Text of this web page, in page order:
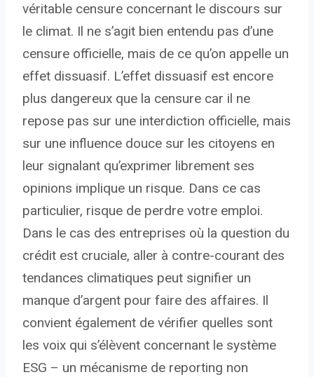
véritable censure concernant le discours sur
le climat. Il ne s’agit bien entendu pas d’une
censure officielle, mais de ce qu’on appelle un
effet dissuasif. L’effet dissuasif est encore
plus dangereux que la censure car il ne
repose pas sur une interdiction officielle, mais
sur une influence douce sur les citoyens en
leur signalant qu’exprimer librement ses
opinions implique un risque. Dans ce cas
particulier, risque de perdre votre emploi.
Dans le cas des entreprises où la question du
crédit est cruciale, aller à contre-courant des
tendances climatiques peut signifier un
manque d’argent pour faire des affaires. Il
convient également de vérifier quelles sont
les voix qui s’élèvent concernant le système
ESG – un mécanisme de reporting non